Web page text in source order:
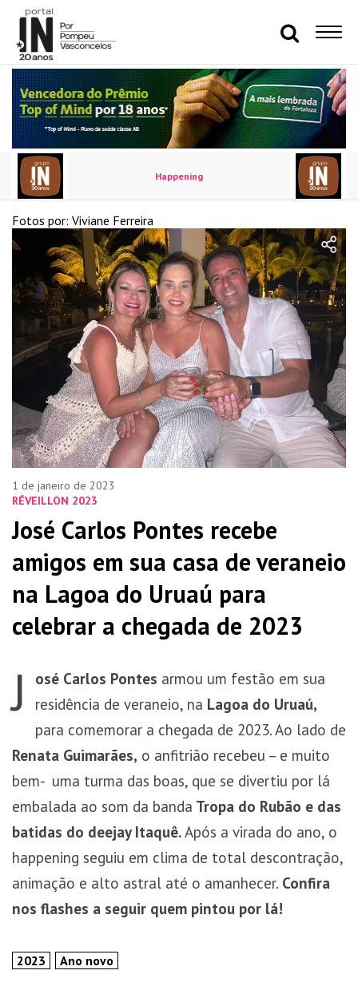
Happening
RÉVEILLON 2023
1 de janeiro de 2023
José Carlos Pontes recebe
amigos em sua casa de veraneio
na Lagoa do Uruaú para
celebrar a chegada de 2023
J osé Carlos Pontes armou um festão em sua
residência de veraneio, na Lagoa do Uruaú,
para comemorar a chegada de 2023. Ao lado de
Renata Guimarães, o anfitrião recebeu – e muito
bem- uma turma das boas, que se divertiu por lá
embalada ao som da banda Tropa do Rubão e das
batidas do deejay Itaquê.Após a virada do ano, o
happening seguiu em clima de total descontração,
animação e alto astral até o amanhecer. Confira
nos flashes a seguir quem pintou por lá!
2023 Ano novo
Fotos por: Viviane Ferreira